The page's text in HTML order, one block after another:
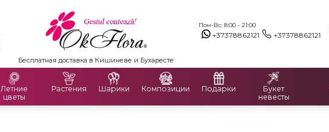
Пон-Вс: 8:00 - 21:00
+37378862121 +37378862121
Бесплатная доставка в Кишиневе и Бухаресте
Летние
цветы
Растения Шарики Композиции Подарки
Букет
невесты